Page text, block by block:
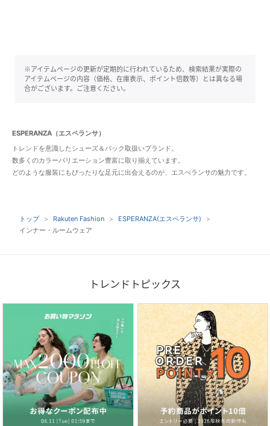
※アイテムページの更新が定期的に行われているため、検索結果が実際の
アイテムページの内容（価格、在庫表示、ポイント倍数等）とは異なる場
合がございます。ご注意ください。
ESPERANZA（エスペランサ）
トレンドを意識したシューズ＆バック取扱いブランド。
数多くのカラーバリエーション豊富に取り揃えています。
どのような服装にもぴったりな足元に出会えるのが、エスぺランサの魅力です。
トップ Rakuten Fashion
ESPERANZA(エスペランサ)
インナー・ルームウェア
トレンドトピックス